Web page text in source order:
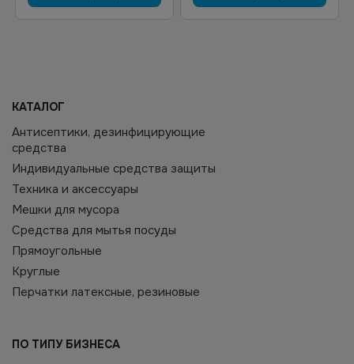
КАТАЛОГ
Антисептики, дезинфицирующие
средства
Индивидуальные средства защиты
Техника и аксессуары
Мешки для мусора
Средства для мытья посуды
Прямоугольные
Круглые
Перчатки латексные, резиновые
ПО ТИПУ БИЗНЕСА